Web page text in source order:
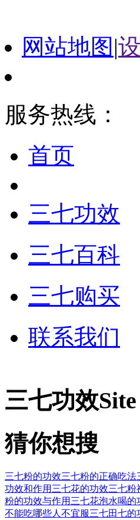
网站地图 |
服务热线：
首页
三七功效
三七百科
三七购买
联系我们
三七功效
猜你想搜
三七粉的功效三七粉的正确吃法
功效和作用 三七花的功效三七粉
粉的功效与作用 三七花泡水喝的
不能吃哪些人不宜服三七田七的